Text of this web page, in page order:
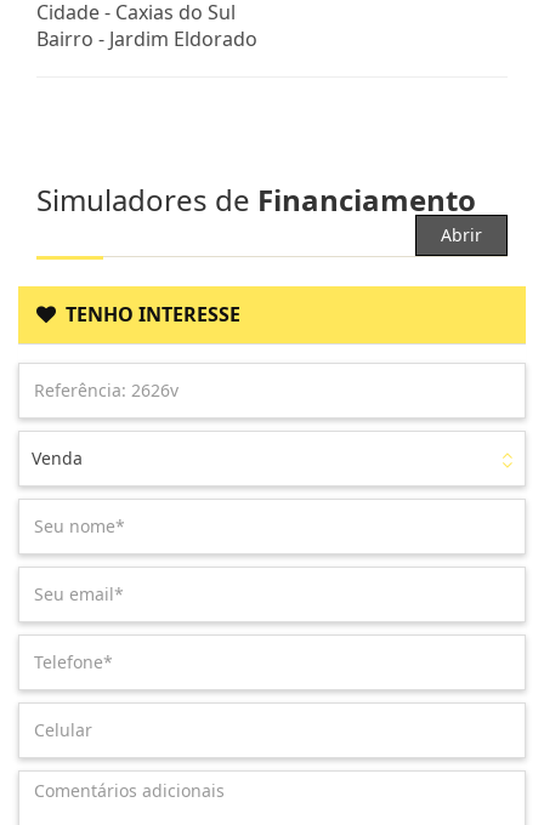
Cidade - Caxias do Sul
Bairro - Jardim Eldorado
Simuladores de Financiamento
Abrir
TENHO INTERESSE
Venda